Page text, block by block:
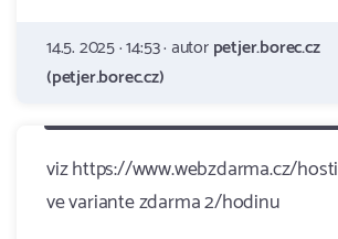
14.5. 2025 · 14:53 · autorpetjer.borec.cz
(petjer.borec.cz)
viz https://www.webzdarma.cz/
ve variante zdarma 2/hodinu